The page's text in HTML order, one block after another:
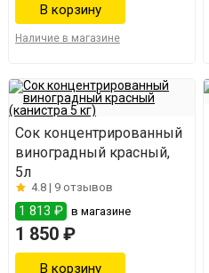
Наличие в магазине
Сок концентрированный
виноградный красный,
5л
4.8 | 9 отзывов
1 813 ₽ в магазине
1 850 ₽